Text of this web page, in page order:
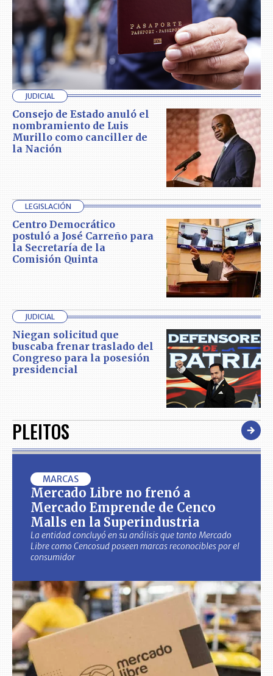
JUDICIAL
Consejo de Estado anuló el
nombramiento de Luis
Murillo como canciller de
la Nación
LEGISLACIÓN
Centro Democrático
postuló a José Carreño para
la Secretaría de la
Comisión Quinta
JUDICIAL
Niegan solicitud que
buscaba frenar traslado del
Congreso para la posesión
presidencial
PLEITOS
MARCAS
Mercado Libre no frenó a
Mercado Emprende de Cenco
Malls en la Superindustria
La entidad concluyó en su análisis que tanto Mercado
Libre como Cencosud poseen marcas reconocibles por el
consumidor